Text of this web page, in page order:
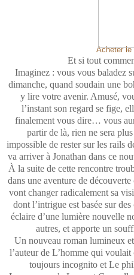
Acheter le
Et si tout
Imaginez : vous vous baladez
dimanche, quand soudain une
y lire votre avenir. Amusé,
l’instant son regard se fige,
finalement vous dire… vous
partir de là, rien ne sera
impossible de rester sur les rails
va arriver à Jonathan dans ce
À la suite de cette rencontre
dans une aventure de
vont changer radicalement sa
dont l’intrigue est basée sur
éclaire d’une lumière nouvelle
autres, et apporte un
Un nouveau roman lumineux
l’auteur de L’homme qui
toujours incognito et Le